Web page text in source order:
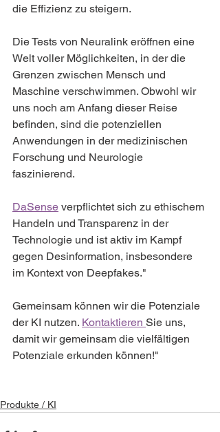
die Effizienz zu steigern.
Die Tests von Neuralink eröffnen eine
Welt voller Möglichkeiten, in der die
Grenzen zwischen Mensch und
Maschine verschwimmen. Obwohl wir
uns noch am Anfang dieser Reise
befinden, sind die potenziellen
Anwendungen in der medizinischen
Forschung und Neurologie
faszinierend.
DaSense verpflichtet sich zu ethischem
Handeln und Transparenz in der
Technologie und ist aktiv im Kampf
gegen Desinformation, insbesondere
im Kontext von Deepfakes."
Gemeinsam können wir die Potenziale
der KI nutzen. Kontaktieren Sie uns,
damit wir gemeinsam die vielfältigen
Potenziale erkunden können!"
Produkte / KI